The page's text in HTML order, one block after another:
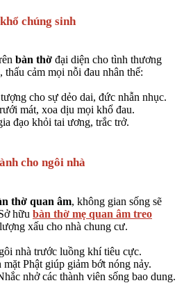
chúng sinh
bàn thờ đại diện cho tình thương
cảm mọi nỗi đau nhân thế:
cho sự dẻo dai, đức nhẫn nhục.
mát, xoa dịu mọi khổ đau.
đạo khỏi tai ương, trắc trở.
cho ngôi nhà
thờ quan âm, không gian sống sẽ
hữu bàn thờ mẹ quan âm treo
xấu cho nhà chung cư.
nhà trước luồng khí tiêu cực.
mặt Phật giúp giảm bớt nóng nảy.
nhở các thành viên sống bao dung.